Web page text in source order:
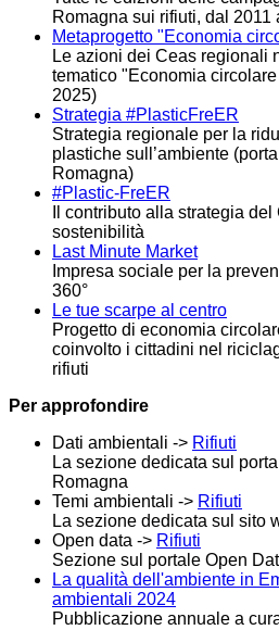
Romagna sui rifiuti, dal 2011
Metaprogetto "Economia
Le azioni dei Ceas regionali
tematico "Economia
2025)
Strategia #PlasticFreER
Strategia regionale per la
plastiche sull’ambiente (
Romagna)
#Plastic-FreER
Il contributo alla strategia
sostenibilità
Last Minute Market
Impresa sociale per la
360°
Le tue scarpe al centro
Progetto di economia
coinvolto i cittadini nel
rifiuti
Per approfondire
Dati ambientali -> Rifiuti
La sezione dedicata sul
Romagna
Temi ambientali -> Rifiuti
La sezione dedicata sul sito
Open data -> Rifiuti
Sezione sul portale Open
La qualità dell'ambiente in
ambientali 2024
Pubblicazione annuale a